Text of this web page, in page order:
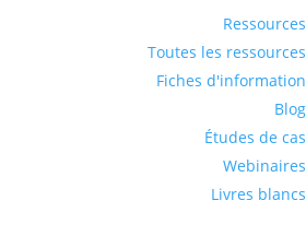
Ressources
Toutes les ressources
Fiches d'information
Blog
Études de cas
Webinaires
Livres blancs